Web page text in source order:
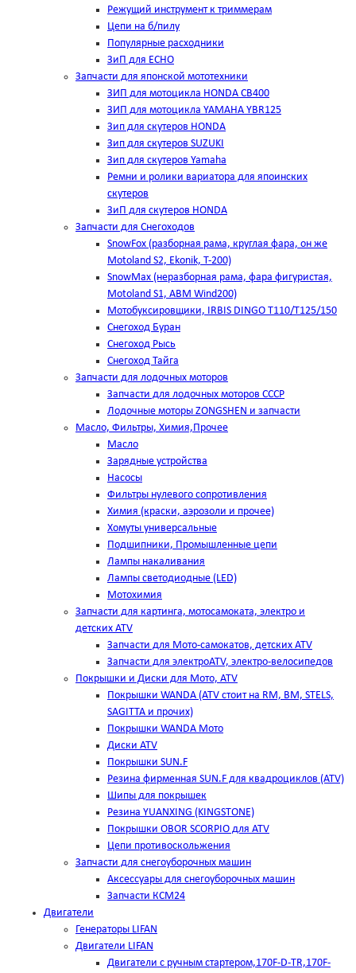
Режущий инструмент к триммерам
Цепи на б/пилу
Популярные расходники
ЗиП для ЕСНО
Запчасти для японской мототехники
ЗИП для мотоцикла HONDA CB400
ЗИП для мотоцикла YAMAHA YBR125
Зип для скутеров HONDA
Зип для скутеров SUZUKI
Зип для скутеров Yamaha
Ремни и ролики вариатора для япоинских
скутеров
ЗиП для скутеров HONDA
Запчасти для Снегоходов
SnowFox (разборная рама, круглая фара, он же
Motoland S2, Ekonik, T-200)
SnowMax (неразборная рама, фара фигуристая,
Motoland S1, ABM Wind200)
Мотобуксировщики, IRBIS DINGO Т110/Т125/150
Снегоход Буран
Снегоход Рысь
Снегоход Тайга
Запчасти для лодочных моторов
Запчасти для лодочных моторов СССР
Лодочные моторы ZONGSHEN и запчасти
Масло, Фильтры, Химия,Прочее
Масло
Зарядные устройства
Насосы
Фильтры нулевого сопротивления
Химия (краски, аэрозоли и прочее)
Хомуты универсальные
Подшипники, Промышленные цепи
Лампы накаливания
Лампы светодиодные (LED)
Мотохимия
Запчасти для картинга, мотосамоката, электро и
детских ATV
Запчасти для Мото-самокатов, детских ATV
Запчасти для электроATV, электро-велосипедов
Покрышки и Диски для Мото, ATV
Покрышки WANDA (АТV стоит на RM, BM, STELS,
SAGITTA и прочих)
Покрышки WANDA Мото
Диски ATV
Покрышки SUN.F
Резина фирменная SUN.F для квадроциклов (АТV)
Шипы для покрышек
Резина YUANXING (KINGSTONE)
Покрышки OBOR SCORPIO для ATV
Цепи противоскольжения
Запчасти для снегоуборочных машин
Аксессуары для снегоуборочных машин
Запчасти КСМ24
Двигатели
Генераторы LIFAN
Двигатели LIFAN
Двигатели с ручным стартером,170F-D-TR,170F-